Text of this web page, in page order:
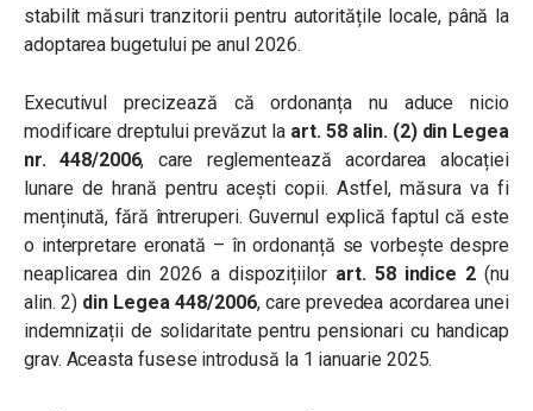
stabilit măsuri tranzitorii pentru autoritățile locale, până la
adoptarea bugetului pe anul 2026.
Executivul precizează că ordonanța nu aduce nicio
modificare dreptului prevăzut la art. 58 alin. (2) din Legea
nr. 448/2006, care reglementează acordarea alocației
lunare de hrană pentru acești copii. Astfel, măsura va fi
menținută, fără întreruperi. Guvernul explică faptul că este
o interpretare eronată – în ordonanță se vorbește despre
neaplicarea din 2026 a dispozițiilor art. 58 indice 2 (nu
alin. 2)din Legea 448/2006, care prevedea acordarea unei
indemnizații de solidaritate pentru pensionari cu handicap
grav. Aceasta fusese introdusă la 1 ianuarie 2025.